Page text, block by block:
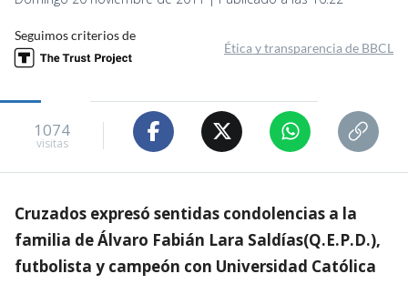
Seguimos criterios de
Ética y transparencia de BBCL
1074
visitas
Cruzados expresó sentidas condolencias a la
familia de Álvaro Fabián Lara Saldías(Q.E.P.D.),
futbolista y campeón con Universidad Católica